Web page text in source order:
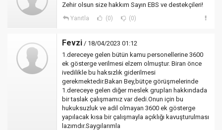
Zehir olsun size hakkım Sayın EBS ve destekçileri!
Yanıtla (0) (0)
Fevzi / 18/04/2023 01:12
1.dereceye gelen bütün kamu personellerine 3600
ek gösterge verilmesi elzem olmuştur. Biran önce
ivedilikle bu haksızlık giderilmesi
gerekmektedir.Bakan Bey,bütçe görüşmelerinde
1.dereceye gelen diğer meslek grupları hakkındada
bir taslak çalışmamız var dedi.Onun için bu
hukuksuzluk ve adil olmayan 3600 ek gösterge
yapılacak kısa bir çalışmayla açıklığı kavuşturulması
lazımdır.Saygılarımla